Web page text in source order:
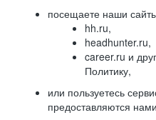
посещаете наши
hh.ru,
headhunter.ru,
career.ru и
Политику,
или пользуетесь
предоставляются